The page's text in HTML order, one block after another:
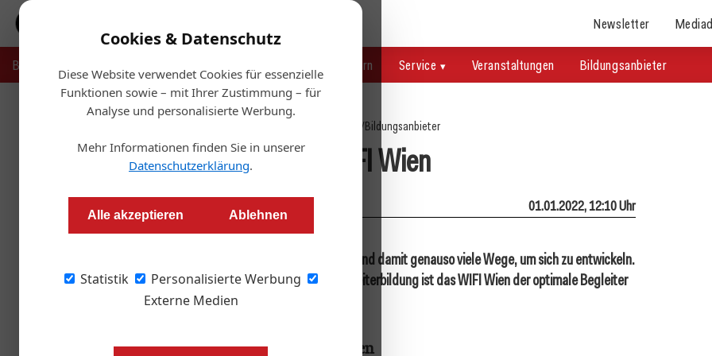
Cookies & Datenschutz
Diese Website verwendet Cookies für essenzielle
Funktionen sowie – mit Ihrer Zustimmung – für
Analyse und personalisierte Werbung.
Mehr Informationen finden Sie in unserer
Datenschutzerklärung.
Alle akzeptieren Ablehnen
Statistik
Personalisierte Werbung
Externe Medien
Newsletter
Bauträger Recht & Steuern Service Veranstaltungen Bildungsanbieter
/Bildungsanbieter
WIFI Wien
Redaktion 01.01.2022, 12:10 Uhr
Rund 3.000 Kurse, Seminare und Lehrgänge – und damit genauso viele Wege, um sich zu entwickeln.
Als größter Anbieter für berufliche Aus- und Weiterbildung ist das WIFI Wien der optimale Begleiter
beim lebenslangen Lernen.
Lern, dass dir viele Wege offen stehen